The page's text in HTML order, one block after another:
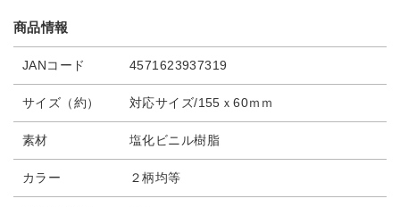
商品情報
JANコード 4571623937319
サイズ（約） 対応サイズ/155ｘ60ｍｍ
素材 塩化ビニル樹脂
カラー ２柄均等